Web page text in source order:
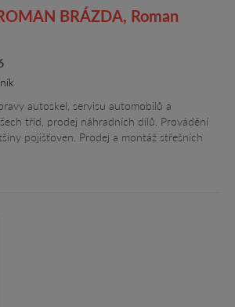
BRÁZDA, Roman
autoskel, servisu automobilů a
tříd, prodej náhradních dílů. Provádění
pojišťoven. Prodej a montáž střešních